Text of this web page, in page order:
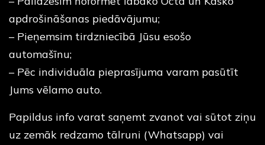
apdrošināšanas piedāvājumu;
– Pieņemsim tirdzniecībā Jūsu esošo
automašīnu;
– Pēc individuāla pieprasījuma varam pasūtīt
Jums vēlamo auto.
Papildus info varat saņemt zvanot vai sūtot ziņu
uz zemāk redzamo tālruni (Whatsapp) vai